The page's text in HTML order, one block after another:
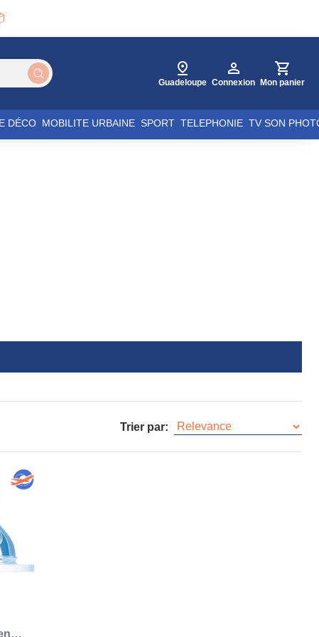
Guadeloupe Connexion Mon panier
DÉCO MOBILITE URBAINE SPORT TELEPHONIE TV SON
Trier par: